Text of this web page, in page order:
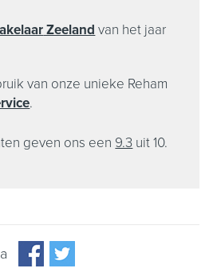
Zeeland van het jaar
van onze unieke Reham
.
geven ons een 9.3 uit 10.